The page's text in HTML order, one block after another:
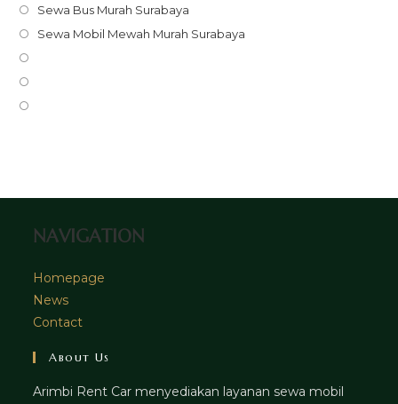
Sewa Bus Murah Surabaya
in
Sewa Mobil Mewah Murah Surabaya
tab
NAVIGATION
Homepage
News
Contact
About Us
Arimbi Rent Car menyediakan layanan sewa mobil